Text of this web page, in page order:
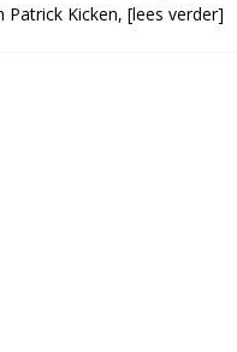
Kicken, [lees verder]